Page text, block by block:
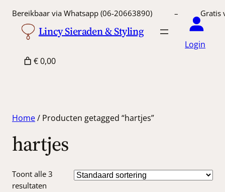
Bereikbaar via Whatsapp (06-20663890) –
Lincy Sieraden & Styling
Login
€ 0,00
Home/ Producten getagged “hartjes”
hartjes
Toont alle 3
resultaten